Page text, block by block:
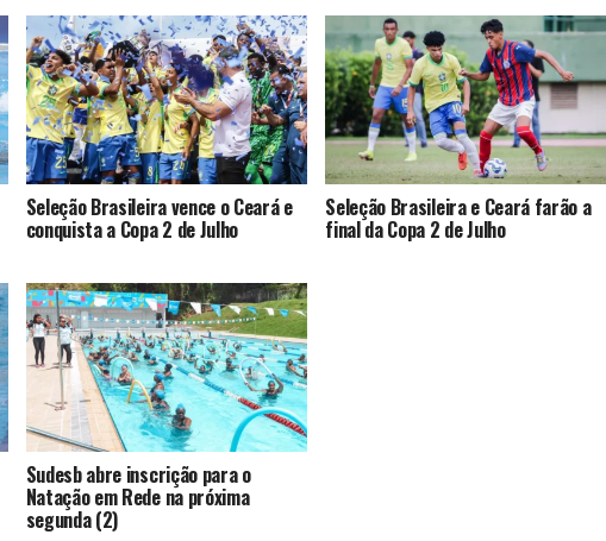
Seleção Brasileira vence o Ceará e
conquista a Copa 2 de Julho
Seleção Brasileira e Ceará farão a
final da Copa 2 de Julho
Sudesb abre inscrição para o
Natação em Rede na próxima
segunda (2)